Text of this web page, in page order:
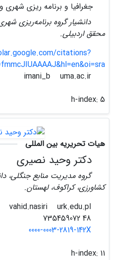
جغرافیا و برنامه ریزی شهری
دانشیار گروه برنامه‌ریزی
محقق اردبیلی.
citations?
uma.ac.ir
h-index: 5
هیات تحریریه بین المللی
دکتر وحید نصیری
گروه مدیریت منابع جنگلی،
کشاورزی، کراکوف، لهستان.
urk.edu.pl
0000-0003-2819-142X
h-index: 11